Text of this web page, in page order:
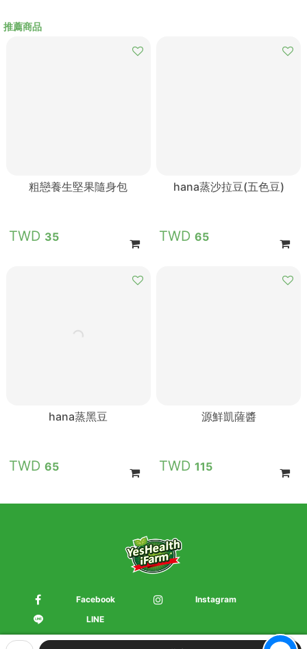
推薦商品
粗戀養生堅果隨身包
35
hana蒸沙拉豆(五色豆)
65
hana蒸黑豆
65
源鮮凱薩醬
115
Facebook
Instagram
LINE